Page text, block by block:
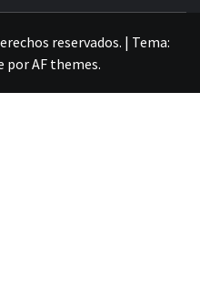
reservados. | Tema:
porAF themes.